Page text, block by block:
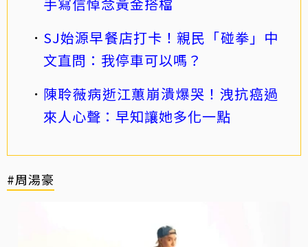
SJ始源早餐店打卡！親民「碰拳」中
文直問：我停車可以嗎？
陳聆薇病逝江蕙崩潰爆哭！洩抗癌過
來人心聲：早知讓她多化一點
#周湯豪